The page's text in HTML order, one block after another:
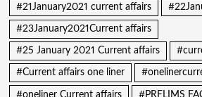
#21January2021 current affairs
#23January2021Current affairs
#25 January 2021 Current affairs
#Current affairs one liner
#oneliner Current affairs #PRELIMS